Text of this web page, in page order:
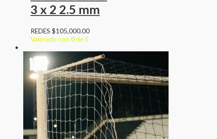
3 x 2 2.5 mm
REDES $105,000.00
Valorado con 0de 5